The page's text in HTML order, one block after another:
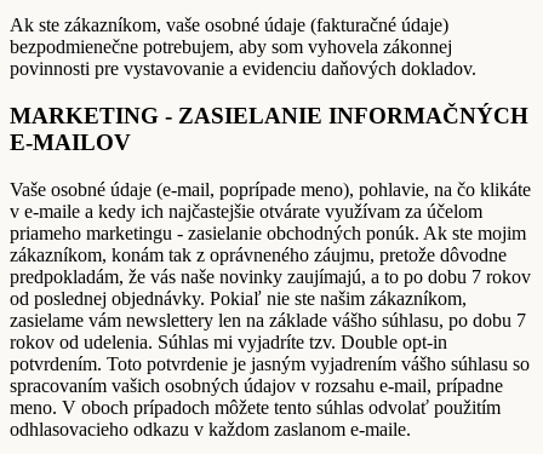
Ak ste zákazníkom, vaše osobné údaje (fakturačné údaje)
bezpodmienečne potrebujem, aby som vyhovela zákonnej
povinnosti pre vystavovanie a evidenciu daňových dokladov.
MARKETING - ZASIELANIE INFORMAČNÝCH
E-MAILOV
Vaše osobné údaje (e-mail, poprípade meno), pohlavie, na čo klikáte
v e-maile a kedy ich najčastejšie otvárate využívam za účelom
priameho marketingu - zasielanie obchodných ponúk. Ak ste mojim
zákazníkom, konám tak z oprávneného záujmu, pretože dôvodne
predpokladám, že vás naše novinky zaujímajú, a to po dobu 7 rokov
od poslednej objednávky. Pokiaľ nie ste našim zákazníkom,
zasielame vám newslettery len na základe vášho súhlasu, po dobu 7
rokov od udelenia. Súhlas mi vyjadríte tzv. Double opt-in
potvrdením. Toto potvrdenie je jasným vyjadrením vášho súhlasu so
spracovaním vašich osobných údajov v rozsahu e-mail, prípadne
meno. V oboch prípadoch môžete tento súhlas odvolať použitím
odhlasovacieho odkazu v každom zaslanom e-maile.